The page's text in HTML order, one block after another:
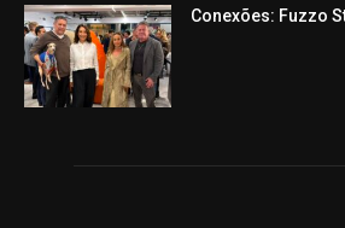
Conexões: Fuzzo